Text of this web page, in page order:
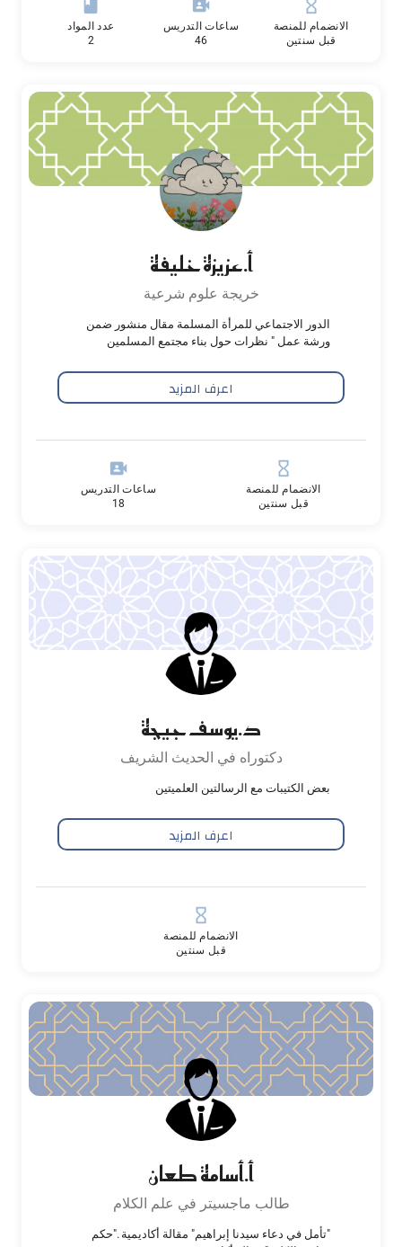
hourglass_empty
الانضمام للمنصة
قبل سنتين
video_camera_front
ساعات التدريس
46
book
عدد المواد
2
أ.عزيزة خليفة
خريجة علوم شرعية
الدور الاجتماعي للمرأة المسلمة مقال منشور ضمن
ورشة عمل " نظرات حول بناء مجتمع المسلمين
اعرف المزيد
hourglass_empty
الانضمام للمنصة
قبل سنتين
video_camera_front
ساعات التدريس
18
د.يوسف جيجة
دكتوراه في الحديث الشريف
بعض الكتيبات مع الرسالتين العلميتين
اعرف المزيد
hourglass_empty
الانضمام للمنصة
قبل سنتين
أ.أسامة طعان
طالب ماجسيتر في علم الكلام
"تأمل في دعاء سيدنا إبراهيم" مقالة أكاديمية ."حكم